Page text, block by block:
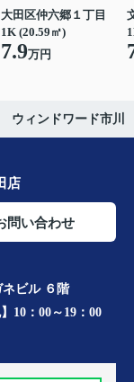
大田区仲六郷１丁目
1K (20.59㎡)
7.9万円
ウィンドワード市川
店
問い合わせ
ビル ６階
10：00～19：00